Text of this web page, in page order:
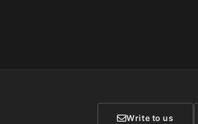
Write to us